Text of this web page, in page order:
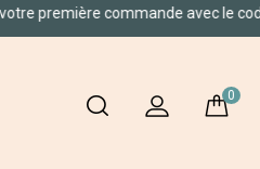
commande avec le code
0